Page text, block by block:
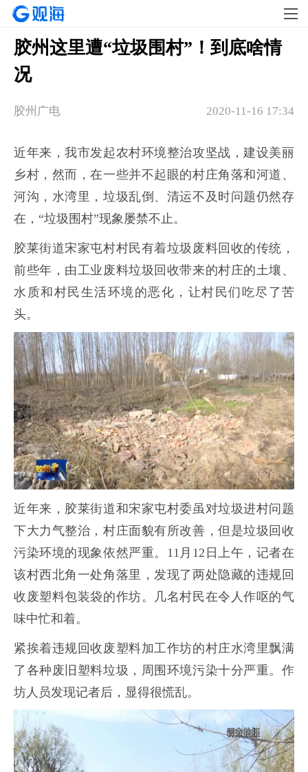
胶州这里遭“垃圾围村”！到底啥情
况
2020-11-16 17:34
胶州广电
近年来，我市发起农村环境整治攻坚战，建设美丽
乡村，然而，在一些并不起眼的村庄角落和河道、
河沟，水湾里，垃圾乱倒、清运不及时问题仍然存
在，“垃圾围村”现象屡禁不止。
胶莱街道宋家屯村村民有着垃圾废料回收的传统，
前些年，由工业废料垃圾回收带来的村庄的土壤、
水质和村民生活环境的恶化，让村民们吃尽了苦
头。
近年来，胶莱街道和宋家屯村委虽对垃圾进村问题
下大力气整治，村庄面貌有所改善，但是垃圾回收
污染环境的现象依然严重。11月12日上午，记者在
该村西北角一处角落里，发现了两处隐藏的违规回
收废塑料包装袋的作坊。几名村民在令人作呕的气
味中忙和着。
紧挨着违规回收废塑料加工作坊的村庄水湾里飘满
了各种废旧塑料垃圾，周围环境污染十分严重。作
坊人员发现记者后，显得很慌乱。